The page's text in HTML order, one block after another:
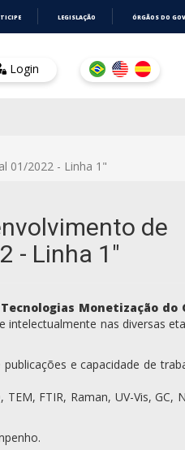
LEGISLAÇÃO ÓRGÃOS DO
Login
01/2022 - Linha 1"
de
- Linha 1"
Monetização do
intelectualmente nas diversas
e capacidade de
FTIR, Raman, UV-Vis, GC,